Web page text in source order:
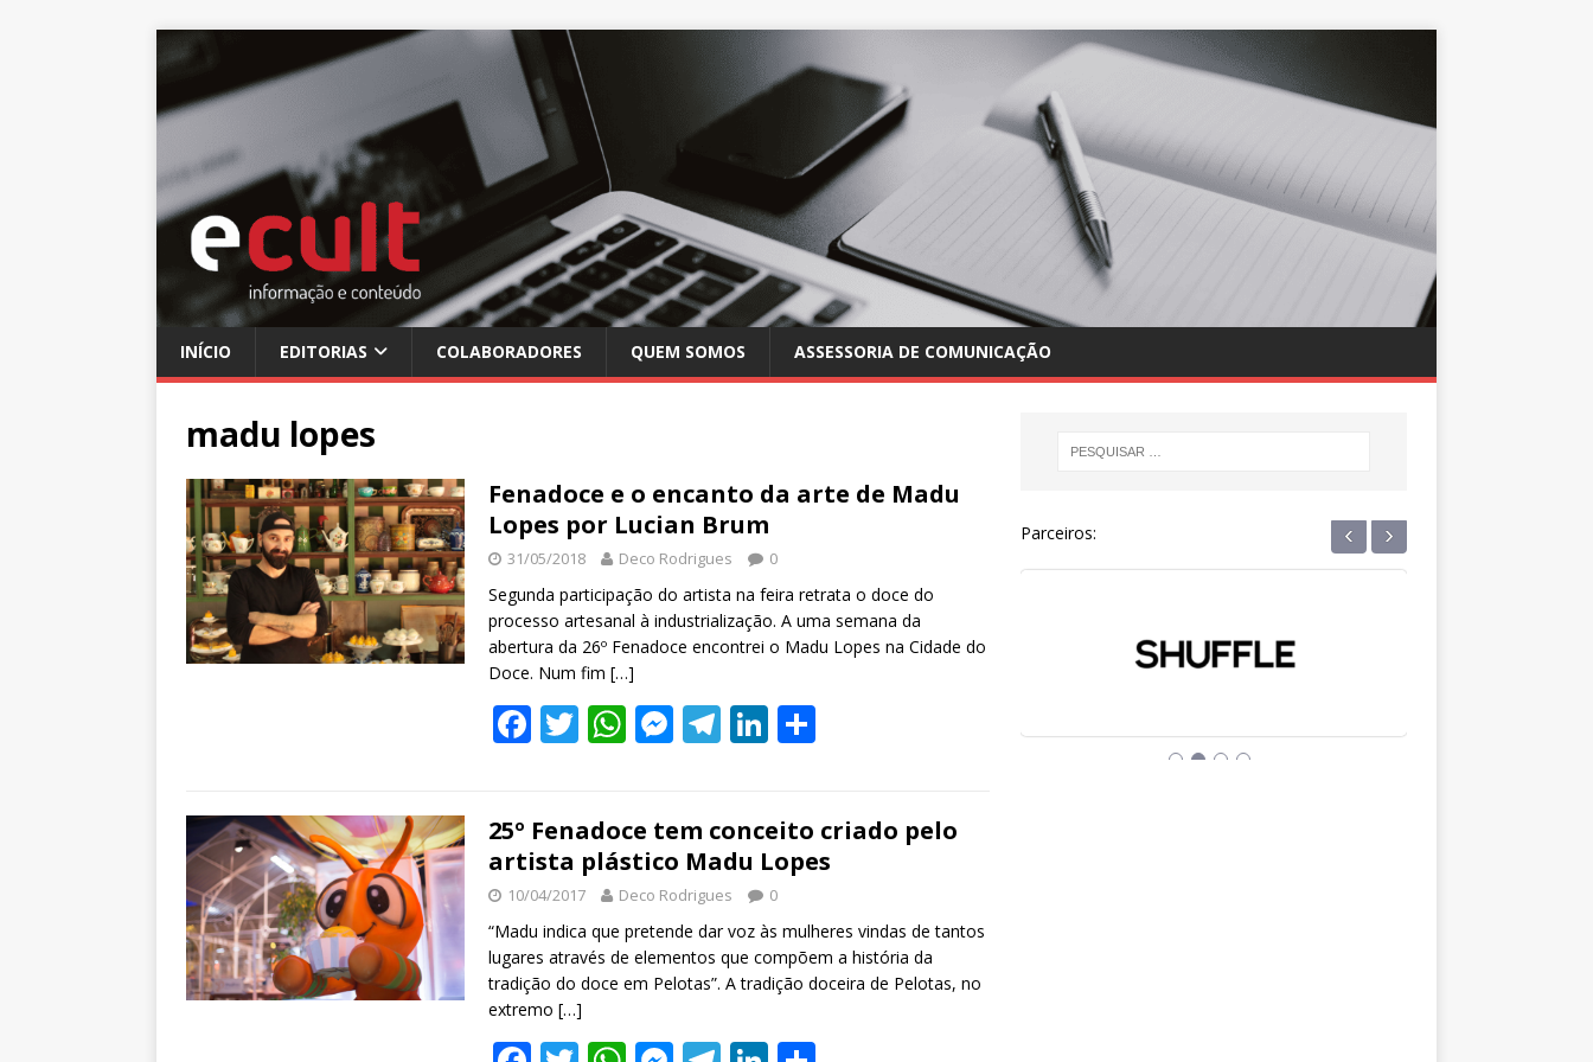
INÍCIO EDITORIAS COLABORADORES QUEM SOMOS ASSESSORIA DE COMUNICAÇÃO
madu lopes
Fenadoce e o encanto da arte de Madu
Lopes por Lucian Brum
31/05/2018 Deco Rodrigues 0
Segunda participação do artista na feira retrata o doce do
processo artesanal à industrialização. A uma semana da
abertura da 26º Fenadoce encontrei o Madu Lopes na Cidade do
Doce. Num fim […]
F
ac
b
o
o
k
T
w
er
W
h
s
A
p
p
M
e
e
n
g
er
T
el
gr
a
m
Li
n
e
dI
n
e
25º Fenadoce tem conceito criado pelo
artista plástico Madu Lopes
10/04/2017 Deco Rodrigues 0
“Madu indica que pretende dar voz às mulheres vindas de tantos
lugares através de elementos que compõem a história da
tradição do doce em Pelotas”. A tradição doceira de Pelotas, no
extremo […]
Parceiros: ‹ ›